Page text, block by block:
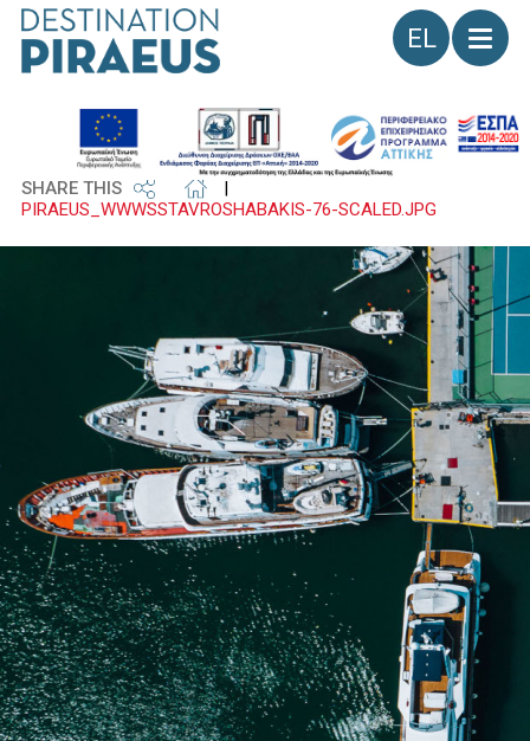
Γλώσσα
SHARE THIS
|
PIRAEUS_WWWSSTAVROSHABAKIS-76-SCALED.JPG